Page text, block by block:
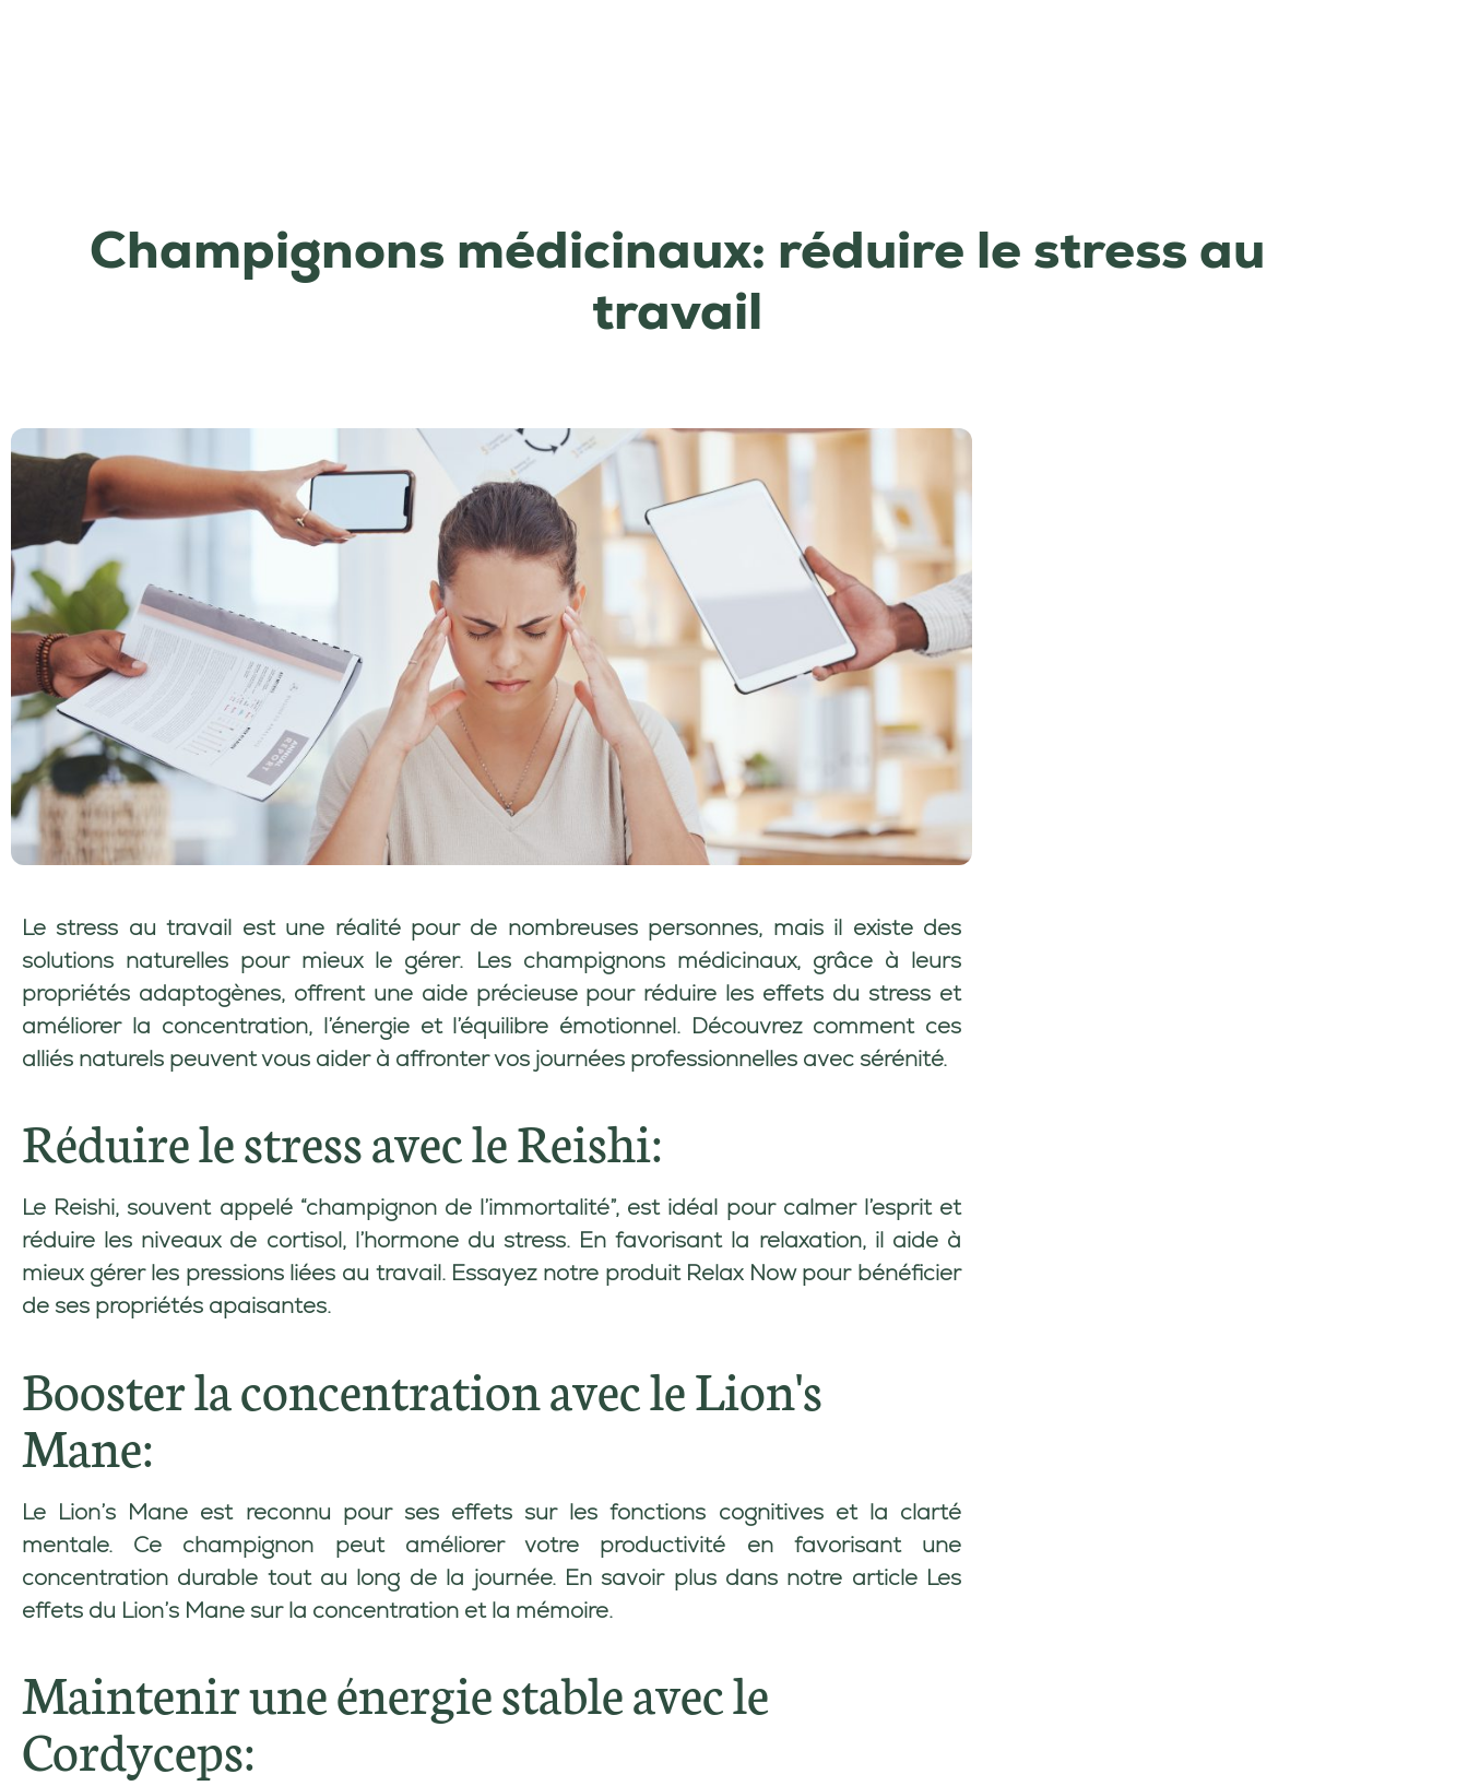
Champignons médicinaux: réduire le stress au
travail
Le stress au travail est une réalité pour de nombreuses personnes, mais il existe des
solutions naturelles pour mieux le gérer. Les champignons médicinaux, grâce à leurs
propriétés adaptogènes, offrent une aide précieuse pour réduire les effets du stress et
améliorer la concentration, l’énergie et l’équilibre émotionnel. Découvrez comment ces
alliés naturels peuvent vous aider à affronter vos journées professionnelles avec sérénité.
Réduire le stress avec le Reishi:
Le Reishi, souvent appelé “champignon de l’immortalité”, est idéal pour calmer l’esprit et
réduire les niveaux de cortisol, l’hormone du stress. En favorisant la relaxation, il aide à
mieux gérer les pressions liées au travail. Essayez notre produit Relax Nowpour bénéficier
de ses propriétés apaisantes.
Booster la concentration avec le Lion's
Mane:
Le Lion’s Mane est reconnu pour ses effets sur les fonctions cognitives et la clarté
mentale. Ce champignon peut améliorer votre productivité en favorisant une
concentration durable tout au long de la journée. En savoir plus dans notre article Les
effets du Lion’s Mane sur la concentration et la mémoire.
Maintenir une énergie stable avec le
Cordyceps: